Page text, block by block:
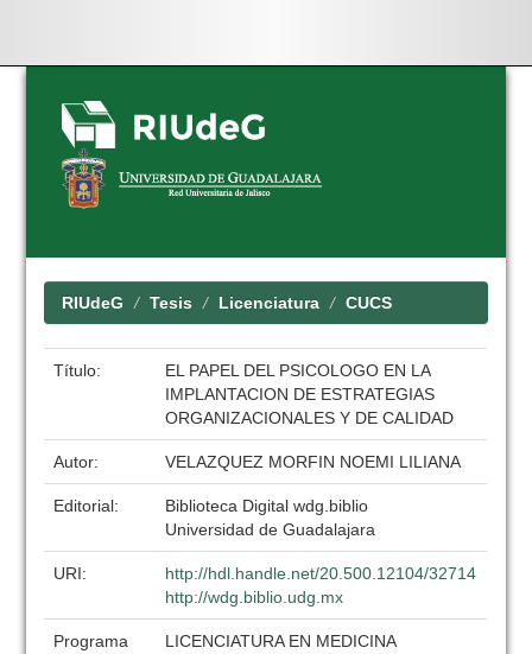
Skip
navigation
RIUdeG Tesis Licenciatura CUCS
Título:
EL PAPEL DEL PSICOLOGO EN LA
IMPLANTACION DE ESTRATEGIAS
ORGANIZACIONALES Y DE CALIDAD
Autor: VELAZQUEZ MORFIN NOEMI LILIANA
Editorial:
Biblioteca Digital wdg.biblio
Universidad de Guadalajara
URI:
http://hdl.handle.net/20.500.12104/32714
http://wdg.biblio.udg.mx
Programa
LICENCIATURA EN MEDICINA